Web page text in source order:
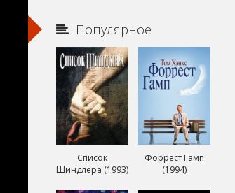
Популярное
Список
Шиндлера (1993)
Форрест Гамп
(1994)